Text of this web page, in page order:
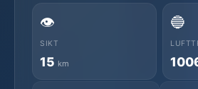
👁️
SIKT
15 km
🔵